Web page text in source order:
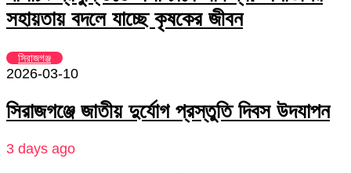
সহায়তায় বদলে যাচ্ছে কৃষকের জীবন
সিরাজগঞ্জ
2026-03-10
সিরাজগঞ্জে জাতীয় দুর্যোগ প্রস্তুতি দিবস উদযাপন
3 days ago